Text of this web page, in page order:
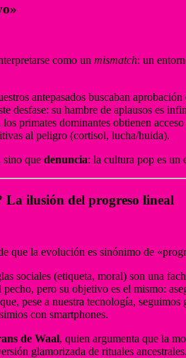
como un mismatch: un
antepasados buscaban
desfase: su hambre de aplausos es
los primates dominantes obtienen
al peligro (cortisol, lucha/huida).
sino que denuncia: la cultura pop es un
La ilusión del progreso lineal
que la evolución es sinónimo de
sociales (etiqueta, moral) son una
pero su objetivo es el mismo:
pese a nuestra tecnología,
con smartphones.
de Waal, quien argumenta que la
glamorizada de rituales ancestrales.